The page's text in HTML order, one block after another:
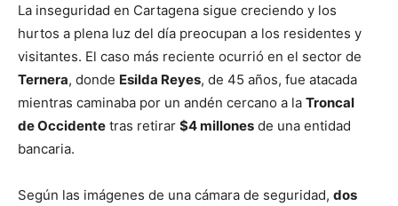
La inseguridad en Cartagena sigue creciendo y los
hurtos a plena luz del día preocupan a los residentes y
visitantes. El caso más reciente ocurrió en el sector de
Ternera, donde Esilda Reyes, de 45 años, fue atacada
mientras caminaba por un andén cercano a la Troncal
de Occidente tras retirar $4 millones de una entidad
bancaria.
Según las imágenes de una cámara de seguridad, dos